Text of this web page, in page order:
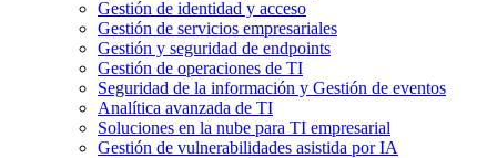
Gestión de identidad y acceso
Gestión de servicios empresariales
Gestión y seguridad de endpoints
Gestión de operaciones de TI
Seguridad de la información y Gestión de eventos
Analítica avanzada de TI
Soluciones en la nube para TI empresarial
Gestión de vulnerabilidades asistida por IA